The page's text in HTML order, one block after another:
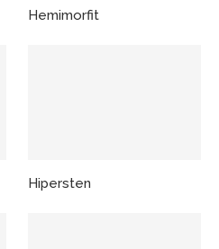
Hemimorfit
Hipersten